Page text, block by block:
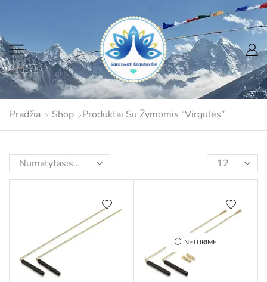
Pradžia Shop Produktai Su Žymomis “Virgulės”
NETURIME